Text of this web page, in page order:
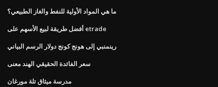
ما هي المواد الأولية للنفط والغاز الطبيعي؟
أفضل طريقة لبيع الأسهم على etrade
رينمنبي إلى هونج كونج دولار الرسم البياني
سعر الفائدة الحقيقي الهند معنى
مدرسة ميثاق تلة مورغان